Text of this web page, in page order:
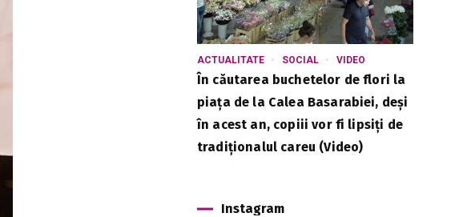
ACTUALITATE SOCIAL VIDEO
În căutarea buchetelor de flori la
piața de la Calea Basarabiei, deși
în acest an, copiii vor fi lipsiți de
tradiționalul careu (Video)
Instagram